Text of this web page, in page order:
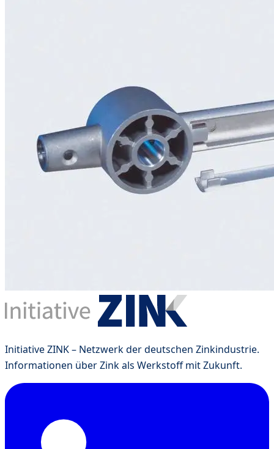
Initiative ZINK – Netzwerk der deutschen Zinkindustrie.
Informationen über Zink als Werkstoff mit Zukunft.